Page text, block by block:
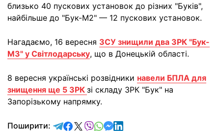
близько 40 пускових установок до різних "Буків",
найбільше до "Бук-М2" — 12 пускових установок.
Нагадаємо, 16 вересня ЗСУ знищили два ЗРК "Бук-
М3" у Світлодарську, що в Донецькій області.
8 вересня українські розвідники навели БПЛА для
знищення ще 5 ЗРК зі складу ЗРК "Бук" на
Запорізькому напрямку.
Поширити: відправити у Telegram
поділитись у Facebook
поділитись у X
відправити у Viber
відправити у Whatsapp
відправити у Messenger
відправити у LinkedIn